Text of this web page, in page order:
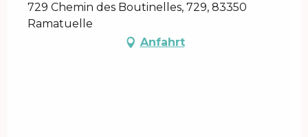
729 Chemin des Boutinelles, 729, 83350
Ramatuelle
Anfahrt